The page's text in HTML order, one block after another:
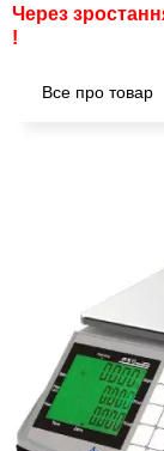
Через
!
Все про товар